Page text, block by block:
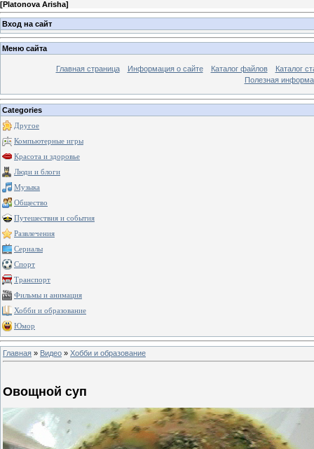
[Platonova Arisha]
Вход на сайт
Меню сайта
Главная страница Информация о сайте Каталог файлов
Каталог
Полезная
Categories
Другое
Компьютерные игры
Красота и здоровье
Люди и блоги
Музыка
Общество
Путешествия и события
Развлечения
Сериалы
Спорт
Транспорт
Фильмы и анимация
Хобби и образование
Юмор
Главная » Видео » Хобби и образование
Овощной суп